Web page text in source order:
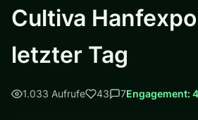
Cultiva
letzter Tag
1.033 Aufrufe 43 7Engagement: